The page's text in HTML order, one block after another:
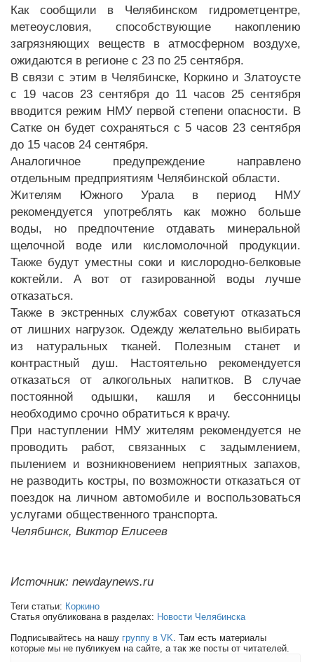
Как сообщили в Челябинском гидрометцентре,
метеоусловия, способствующие накоплению
загрязняющих веществ в атмосферном воздухе,
ожидаются в регионе с 23 по 25 сентября.
В связи с этим в Челябинске, Коркино и Златоусте
с 19 часов 23 сентября до 11 часов 25 сентября
вводится режим НМУ первой степени опасности. В
Сатке он будет сохраняться с 5 часов 23 сентября
до 15 часов 24 сентября.
Аналогичное предупреждение направлено
отдельным предприятиям Челябинской области.
Жителям Южного Урала в период НМУ
рекомендуется употреблять как можно больше
воды, но предпочтение отдавать минеральной
щелочной воде или кисломолочной продукции.
Также будут уместны соки и кислородно-белковые
коктейли. А вот от газированной воды лучше
отказаться.
Также в экстренных службах советуют отказаться
от лишних нагрузок. Одежду желательно выбирать
из натуральных тканей. Полезным станет и
контрастный душ. Настоятельно рекомендуется
отказаться от алкогольных напитков. В случае
постоянной одышки, кашля и бессонницы
необходимо срочно обратиться к врачу.
При наступлении НМУ жителям рекомендуется не
проводить работ, связанных с задымлением,
пылением и возникновением неприятных запахов,
не разводить костры, по возможности отказаться от
поездок на личном автомобиле и воспользоваться
услугами общественного транспорта.
Челябинск, Виктор Елисеев
Источник: newdaynews.ru
Теги статьи: Коркино
Статья опубликована в разделах: Новости Челябинска
Подписывайтесь на нашу группу в VK . Там есть материалы
которые мы не публикуем на сайте, а так же посты от читателей.